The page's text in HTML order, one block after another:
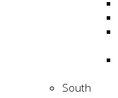
South